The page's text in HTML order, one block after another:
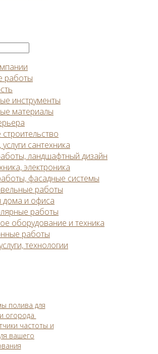
работы
инструменты
материалы
сантехника
ландшафтный дизайн
электроника
фасадные системы
работы
дома и офиса
работы
оборудование и техника
работы
технологии
полива для
огорода
частоты и
вашего